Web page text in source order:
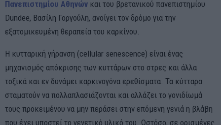
Πανεπιστημίου Αθηνών και του βρετανικού πανεπιστημίου
Dundee, Βασίλη Γοργούλη, ανοίγει τον δρόμο για την
εξατομικευμένη θεραπεία του καρκίνου.
Η κυτταρική γήρανση (cellular senescence) είναι ένας
μηχανισμός απόκρισης των κυττάρων στο στρες και άλλα
τοξικά και εν δυνάμει καρκινογόνα ερεθίσματα. Τα κύτταρα
σταματούν να πολλαπλασιάζονται και αλλάζει το γονιδίωμά
τους προκειμένου να μην περάσει στην επόμενη γενιά η βλάβη
που έχει υποστεί το γενετικό υλικό του. Ωστόσο, σε ορισμένες